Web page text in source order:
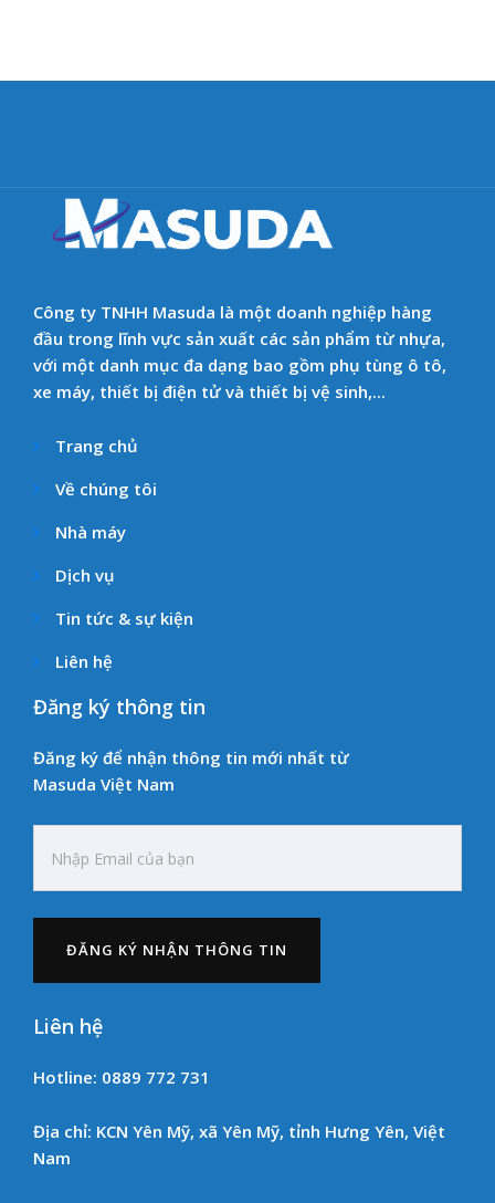
Công ty TNHH Masuda là một doanh nghiệp hàng
đầu trong lĩnh vực sản xuất các sản phẩm từ nhựa,
với một danh mục đa dạng bao gồm phụ tùng ô tô,
xe máy, thiết bị điện tử và thiết bị vệ sinh,...
Trang chủ
Về chúng tôi
Nhà máy
Dịch vụ
Tin tức & sự kiện
Liên hệ
Đăng ký thông tin
Đăng ký để nhận thông tin mới nhất từ
Masuda Việt Nam
Liên hệ
Hotline: 0889 772 731
Địa chỉ: KCN Yên Mỹ, xã Yên Mỹ, tỉnh Hưng Yên, Việt
Nam